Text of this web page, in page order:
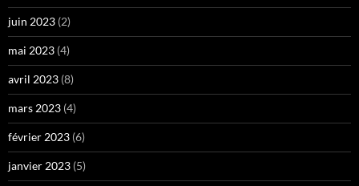
juin 2023 (2)
mai 2023 (4)
avril 2023 (8)
mars 2023 (4)
février 2023 (6)
janvier 2023 (5)